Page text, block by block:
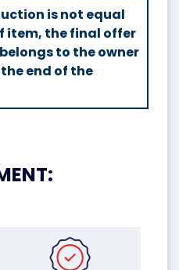
is not equal
item, the final offer
to the owner
end of the